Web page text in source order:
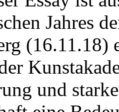
Jahres
(16.11.18)
und